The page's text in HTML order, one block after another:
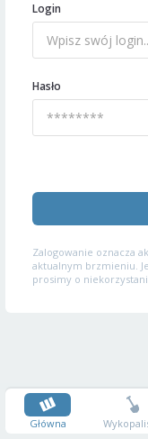
Login
Hasło
Zalogowanie oznacza
aktualnym brzmieniu.
prosimy o
Główna